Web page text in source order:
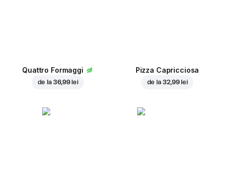
Quattro Formaggi
de la 36,99 lei
Pizza Capricciosa
de la 32,99 lei